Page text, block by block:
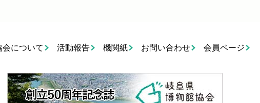
会について 活動報告 機関紙 お問い合わせ 会員ページ